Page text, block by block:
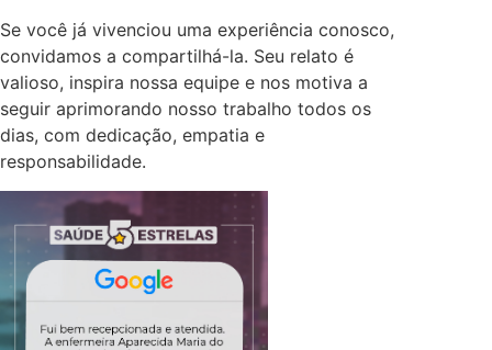
Se você já vivenciou uma experiência conosco,
convidamos a compartilhá-la. Seu relato é
valioso, inspira nossa equipe e nos motiva a
seguir aprimorando nosso trabalho todos os
dias, com dedicação, empatia e
responsabilidade.